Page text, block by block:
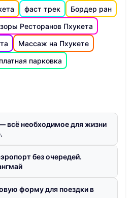
фаст трек
Бордер ран
Ресторанов Пхукета
Массаж на Пхукете
парковка
всё необходимое для жизни
без очередей.
форму для поездки в